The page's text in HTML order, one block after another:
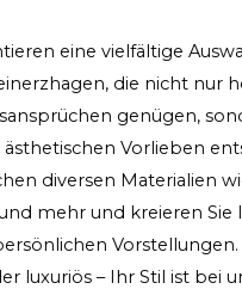
eine vielfältige
die nicht nur
genügen,
Vorlieben
diversen Materialien
mehr und kreieren Sie
Vorstellungen.
luxuriös – Ihr Stil ist bei